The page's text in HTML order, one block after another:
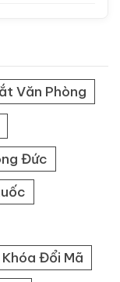
Văn Phòng
Đức
Đổi Mã